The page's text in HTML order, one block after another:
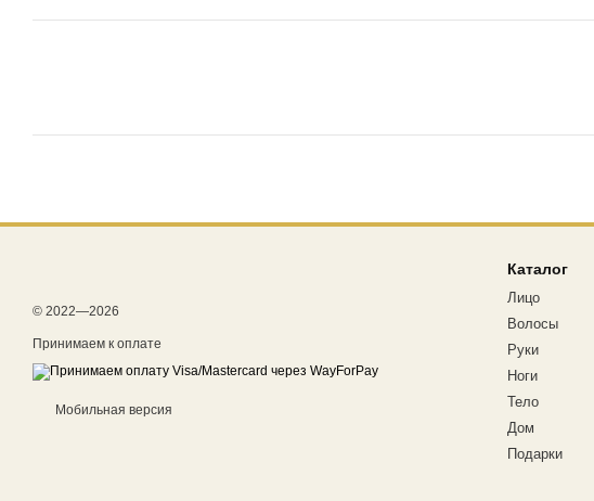
© 2022—2026
Принимаем к оплате
Мобильная версия
Каталог
Лицо
Волосы
Руки
Ноги
Тело
Дом
Подарки